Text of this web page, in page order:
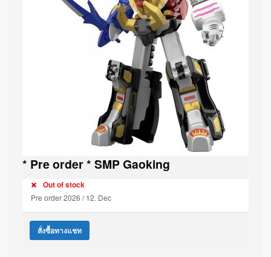
* Pre order * SMP Gaoking
Out of stock
Pre order 2026 / 12. Dec
สั่งซื้อทางแชท